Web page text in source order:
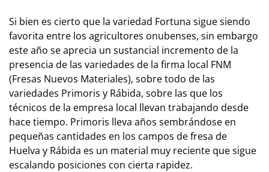
Si bien es cierto que la variedad Fortuna sigue siendo
favorita entre los agricultores onubenses, sin embargo
este año se aprecia un sustancial incremento de la
presencia de las variedades de la firma local FNM
(Fresas Nuevos Materiales), sobre todo de las
variedades Primoris y Rábida, sobre las que los
técnicos de la empresa local llevan trabajando desde
hace tiempo. Primoris lleva años sembrándose en
pequeñas cantidades en los campos de fresa de
Huelva y Rábida es un material muy reciente que sigue
escalando posiciones con cierta rapidez.